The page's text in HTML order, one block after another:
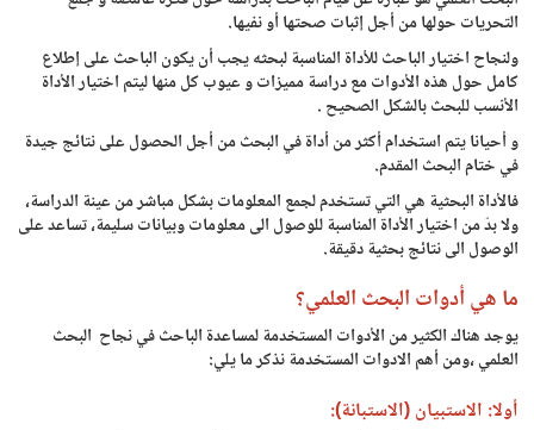
التحريات حولها من أجل إثبات صحتها أو نفيها.
ولنجاح اختيار الباحث للأداة المناسبة لبحثه يجب أن يكون الباحث على إطلاع
كامل حول هذه الأدوات مع دراسة مميزات و عيوب كل منها ليتم اختيار الأداة
الأنسب للبحث بالشكل الصحيح .
و أحيانا يتم استخدام أكثر من أداة في البحث من أجل الحصول على نتائج جيدة
في ختام البحث المقدم.
فالأداة البحثية هي التي تستخدم لجمع المعلومات بشكل مباشر من عينة الدراسة،
ولا بدّ من اختيار الأداة المناسبة للوصول الى معلومات وبيانات سليمة، تساعد على
الوصول الى نتائج بحثية دقيقة.
ما هي أدوات البحث العلمي؟
يوجد هناك الكثير من الأدوات المستخدمة لمساعدة الباحث في نجاح البحث
العلمي ،ومن أهم الادوات المستخدمة نذكر ما يلي:
أولا: الاستبيان (الاستبانة):